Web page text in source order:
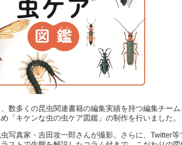
数多くの昆虫関連書籍の編集実績を持つ編集チー
「キケンな虫の虫ケア図鑑」の制作を行いました。
写真家・吉田攻一郎さんが撮影。さらに、Twitter等